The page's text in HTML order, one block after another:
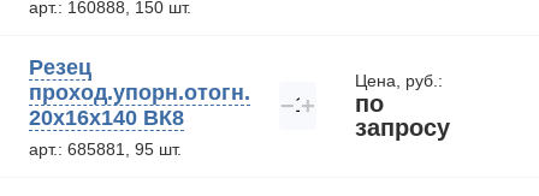
арт.: 160888, 150 шт.
Резец
проход.упорн.отогн.
20х16х140 ВК8
арт.: 685881, 95 шт.
− +
Цена, руб.:
по
запросу